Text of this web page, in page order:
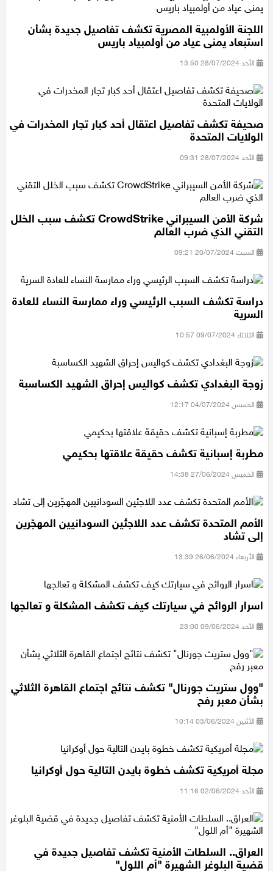
رياضة عالمية
تقارير خاصة
مقالات
مطبخ
صحة وطب
مجلة الحمرا
جمال وازياء
تكنولوجيا
فن
ستوديو انتخابات 2022
اللجنة الأولمبية المصرية تكشف تفاصيل جديدة بشأن
استبعاد يمنى عياد من أولمبياد باريس
الأحد 28/07/2024 13:50
صحيفة تكشف تفاصيل اعتقال أحد كبار تجار المخدرات في
الولايات المتحدة
الأحد 28/07/2024 09:31
شركة الأمن السيبراني CrowdStrike تكشف سبب الخلل
التقني الذي ضرب العالم
السبت 20/07/2024 09:21
دراسة تكشف السبب الرئيسي وراء ممارسة النساء للعادة
السرية
الثلاثاء 09/07/2024 10:57
زوجة البغدادي تكشف كواليس إحراق الشهيد الكساسبة
الخميس 04/07/2024 12:17
مطربة إسبانية تكشف حقيقة علاقتها بحكيمي
الخميس 27/06/2024 14:38
الأمم المتحدة تكشف عدد اللاجئين السودانيين المهجّرين
إلى تشاد
الأربعاء 26/06/2024 13:39
اسرار الروائح في سيارتك كيف تكشف المشكلة و تعالجها
الأحد 09/06/2024 23:00
"وول ستريت جورنال" تكشف نتائج اجتماع القاهرة الثلاثي
بشأن معبر رفح
الأثنين 03/06/2024 10:14
مجلة أمريكية تكشف خطوة بايدن التالية حول أوكرانيا
الأحد 02/06/2024 11:16
العراق.. السلطات الأمنية تكشف تفاصيل جديدة في
قضية البلوغر الشهيرة "أم اللول"